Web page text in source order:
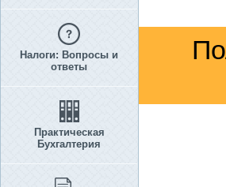
Налоги: Вопросы и
ответы
Практическая
Бухгалтерия